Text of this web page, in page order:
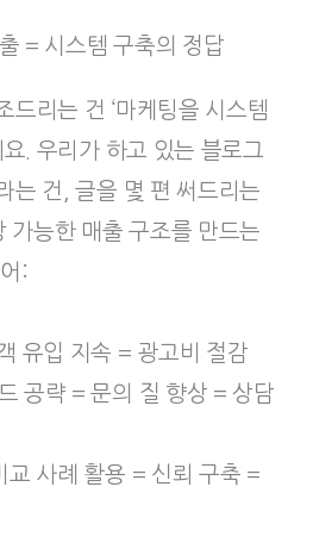
= 시스템 구축의 정답
드리는 건 ‘마케팅을 시스템
. 우리가 하고 있는 블로그
는 건, 글을 몇 편 써드리는
가능한 매출 구조를 만드는
:
유입 지속 = 광고비 절감
공략 = 문의 질 향상 = 상담
교 사례 활용 = 신뢰 구축 =